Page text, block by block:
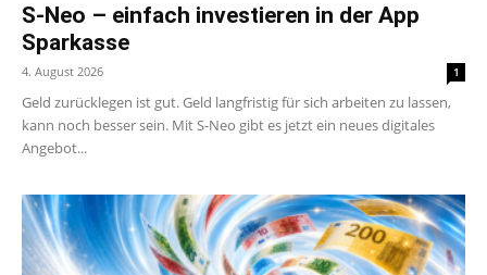
S-Neo – einfach investieren in der App
Sparkasse
4. August 2026 1
Geld zurücklegen ist gut. Geld langfristig für sich arbeiten zu lassen,
kann noch besser sein. Mit S-Neo gibt es jetzt ein neues digitales
Angebot...